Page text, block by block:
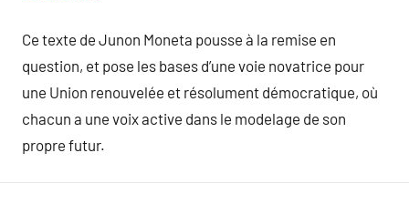
Ce texte de Junon Moneta pousse à la remise en
question, et pose les bases d’une voie novatrice pour
une Union renouvelée et résolument démocratique, où
chacun a une voix active dans le modelage de son
propre futur.